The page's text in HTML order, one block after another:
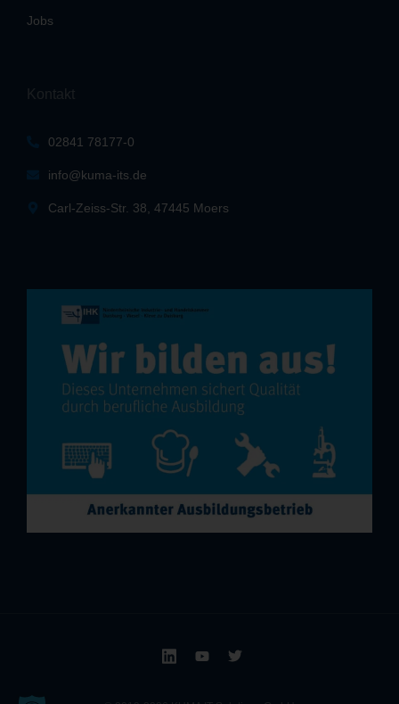
Jobs
Kontakt
02841 78177-0
info@kuma-its.de
Carl-Zeiss-Str. 38, 47445 Moers